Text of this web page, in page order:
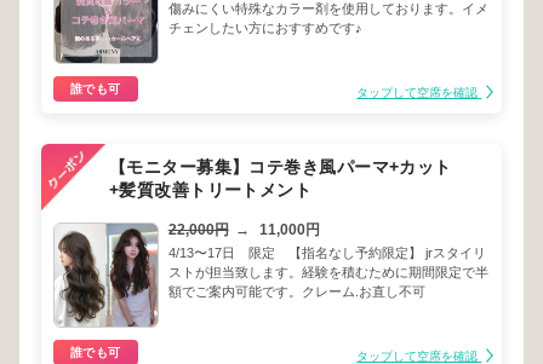
傷みにくい特殊なカラー剤を使用しております。イメ
チェンしたい方におすすめです♪
誰でも可 タップして空席を確認
【モニター募集】コテ巻き風パーマ+カット
+髪質改善トリートメント
22,000円 → 11,000円
4/13〜17日 限定 【指名なし予約限定】 jrスタイリ
ストが担当致します。経験を積むために期間限定で半
額でご案内可能です。クレーム.お直し不可
誰でも可 タップして空席を確認